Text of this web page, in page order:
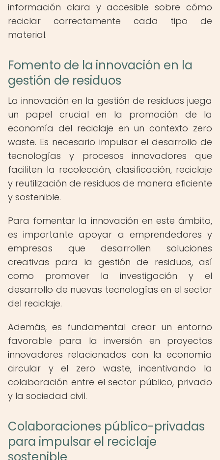
información clara y accesible sobre cómo
reciclar correctamente cada tipo de
material.
Fomento de la innovación en la
gestión de residuos
La innovación en la gestión de residuos juega
un papel crucial en la promoción de la
economía del reciclaje en un contexto zero
waste. Es necesario impulsar el desarrollo de
tecnologías y procesos innovadores que
faciliten la recolección, clasificación, reciclaje
y reutilización de residuos de manera eficiente
y sostenible.
Para fomentar la innovación en este ámbito,
es importante apoyar a emprendedores y
empresas que desarrollen soluciones
creativas para la gestión de residuos, así
como promover la investigación y el
desarrollo de nuevas tecnologías en el sector
del reciclaje.
Además, es fundamental crear un entorno
favorable para la inversión en proyectos
innovadores relacionados con la economía
circular y el zero waste, incentivando la
colaboración entre el sector público, privado
y la sociedad civil.
Colaboraciones público-privadas
para impulsar el reciclaje